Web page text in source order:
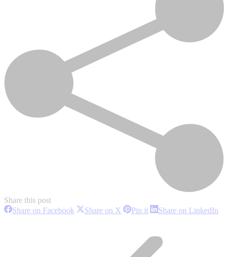
Share this post
Share on Facebook ShareShare on X SharePin itShareShare on LinkedIn